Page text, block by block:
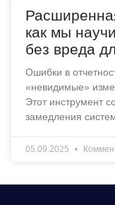
как мы
без вреда
Ошибки в
«невидимые»
Этот инструмент
замедления
05.09.2025